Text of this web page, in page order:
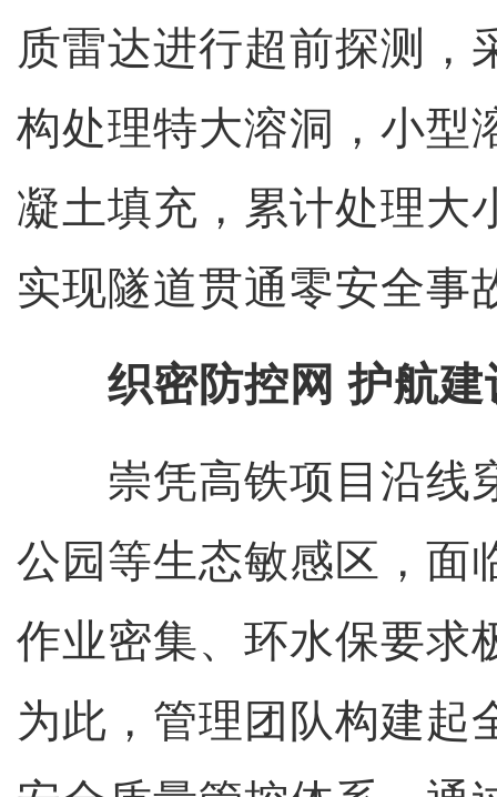
质雷达进行超前探测，
构处理特大溶洞，小型
凝土填充，累计处理大
实现隧道贯通零安全事
织密防控网 护航建
崇凭高铁项目沿线
公园等生态敏感区，面
作业密集、环水保要求
为此，管理团队构建起